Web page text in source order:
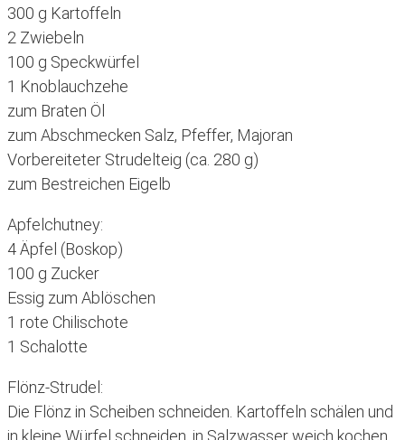
300 g Kartoffeln
2 Zwiebeln
100 g Speckwürfel
1 Knoblauchzehe
zum Braten Öl
zum Abschmecken Salz, Pfeffer, Majoran
Vorbereiteter Strudelteig (ca. 280 g)
zum Bestreichen Eigelb
Apfelchutney:
4 Äpfel (Boskop)
100 g Zucker
Essig zum Ablöschen
1 rote Chilischote
1 Schalotte
Flönz-Strudel:
Die Flönz in Scheiben schneiden. Kartoffeln schälen und
in kleine Würfel schneiden, in Salzwasser weich kochen.